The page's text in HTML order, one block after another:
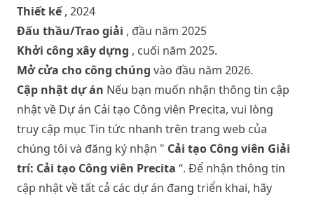
Thiết kế, 2024
Đấu thầu/Trao giải , đầu năm 2025
Khởi công xây dựng , cuối năm 2025.
Mở cửa cho công chúng vào đầu năm 2026.
Cập nhật dự án Nếu bạn muốn nhận thông tin cập
nhật về Dự án Cải tạo Công viên Precita, vui lòng
truy cập mục Tin tức nhanh trên trang web của
chúng tôi và đăng ký nhận " Cải tạo Công viên Giải
trí: Cải tạo Công viên Precita “. Để nhận thông tin
cập nhật về tất cả các dự án đang triển khai, hãy